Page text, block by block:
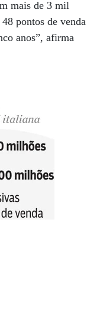
mais de 3 mil
pontos de venda
anos”, afirma